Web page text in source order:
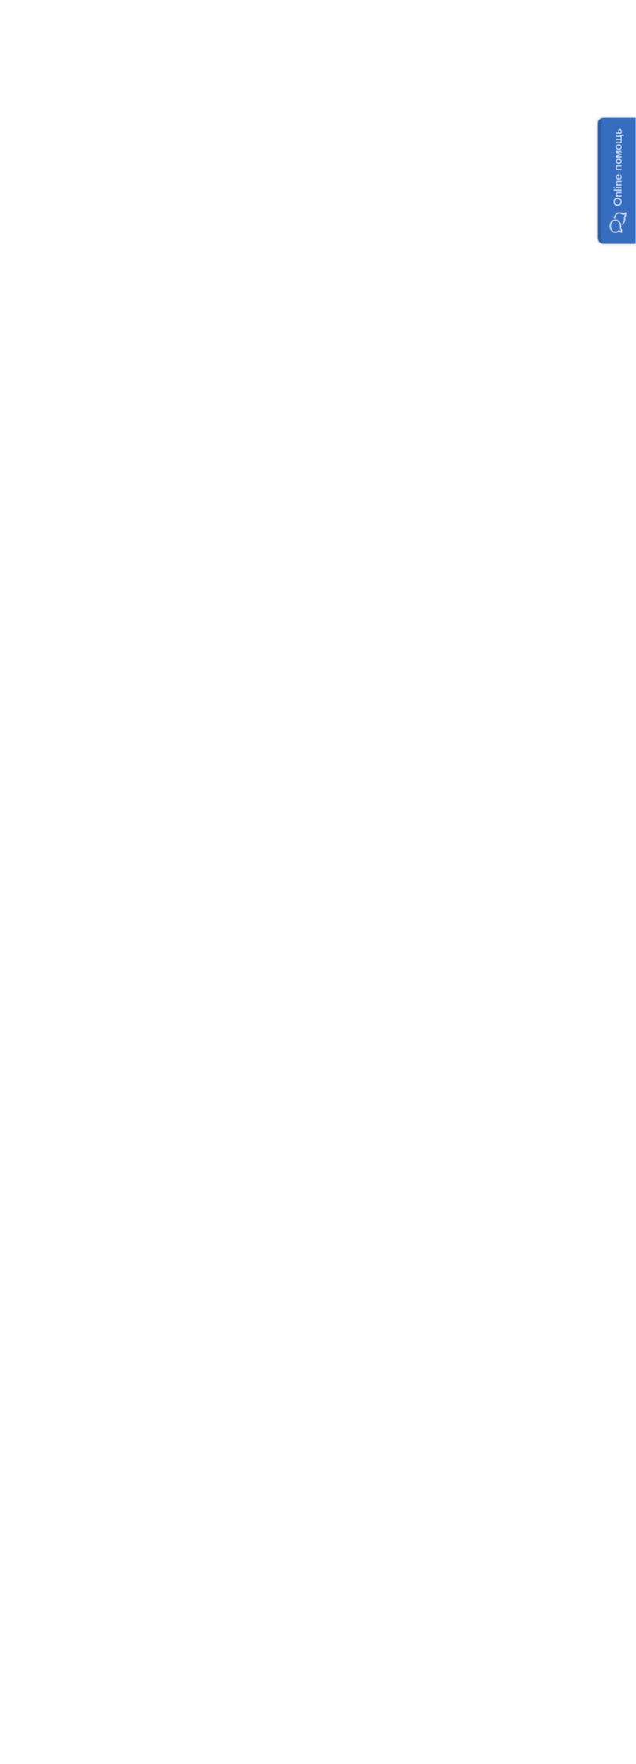
Online помощь